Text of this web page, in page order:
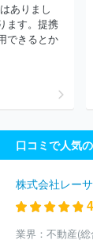
会社フコク
ありまし
ます。提携
できるとか
口コミで人気
株式会社レー
業界： 不動産(